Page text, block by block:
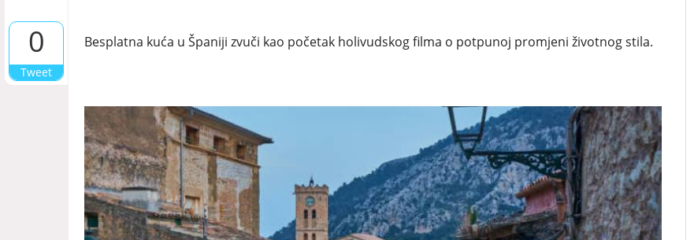
0
Tweet
Besplatna kuća u Španiji zvuči kao početak holivudskog filma o potpunoj promjeni životnog stila.